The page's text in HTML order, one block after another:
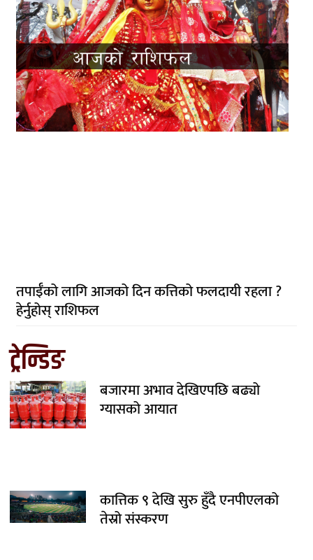
तपाईँको लागि आजको दिन कत्तिको फलदायी रहला ?
हेर्नुहोस् राशिफल
ट्रेन्डिङ
बजारमा अभाव देखिएपछि बढ्यो
ग्यासको आयात
कात्तिक ९ देखि सुरु हुँदै एनपीएलको
तेस्रो संस्करण